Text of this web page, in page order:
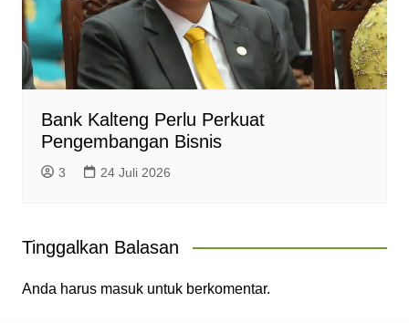
Bank Kalteng Perlu Perkuat
Pengembangan Bisnis
3 24 Juli 2026
Tinggalkan Balasan
Anda harus masukuntuk berkomentar.